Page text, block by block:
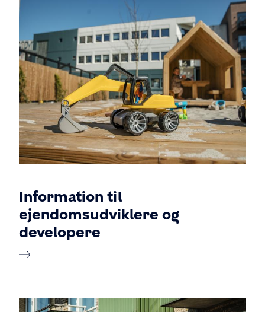
Information til
ejendomsudviklere og
developere